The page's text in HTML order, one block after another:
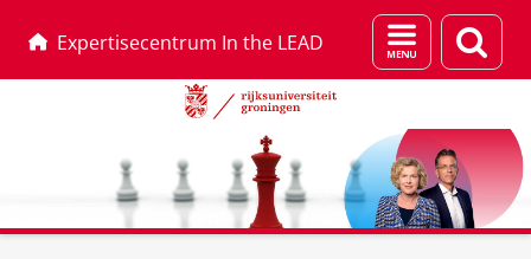
Expertisecentrum In the LEAD
Menu
en